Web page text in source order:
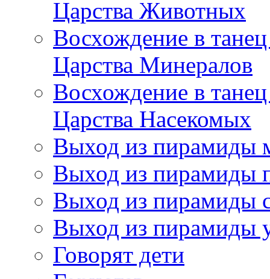
Царства Животных
Восхождение в
Царства Минералов
Восхождение в
Царства Насекомых
Выход из пирамиды
Выход из пирамиды
Выход из пирамиды
Выход из пирамиды
Говорят дети